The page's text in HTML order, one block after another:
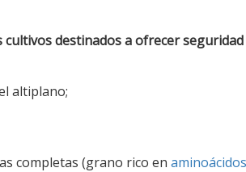
cultivos destinados a ofrecer seguridad
altiplano;
completas (grano rico en aminoácidos